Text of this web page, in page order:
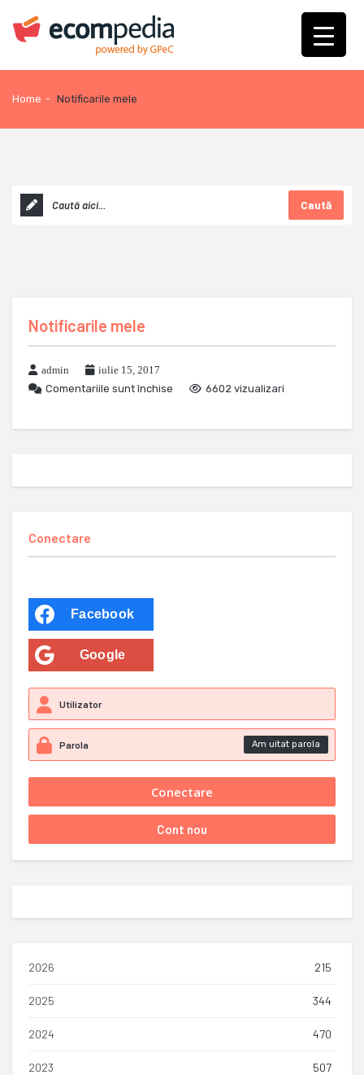
Home - Notificarile mele
Caută
Notificarile mele
admin
iulie 15, 2017
Comentariile sunt închise
6602 vizualizari
Conectare
Facebook
Google
Am uitat parola
2026 215
2025 344
2024 470
2023 507